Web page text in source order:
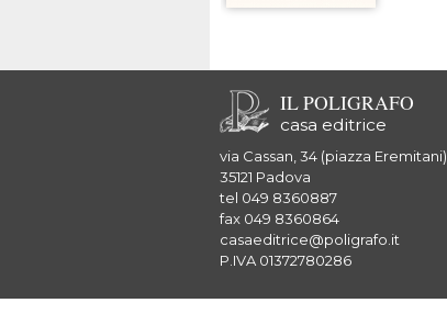
IL POLIGRAFO
casa editrice
via Cassan, 34 (piazza Eremitani)
35121 Padova
tel 049 8360887
fax 049 8360864
casaeditrice@poligrafo.it
P.IVA 01372780286